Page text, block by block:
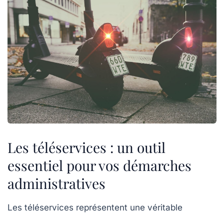
Les téléservices : un outil
essentiel pour vos démarches
administratives
Les téléservices représentent une véritable